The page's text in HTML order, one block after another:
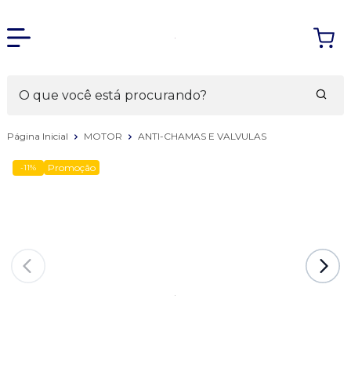
Página Inicial MOTOR ANTI-CHAMAS E VALVULAS
-11% Promoção